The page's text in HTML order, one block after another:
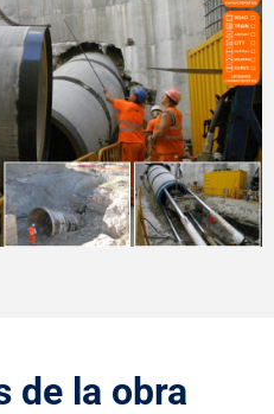
de la obra